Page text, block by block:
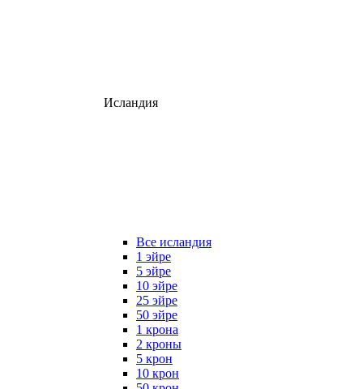
Исландия
Все исландия
1 эйре
5 эйре
10 эйре
25 эйре
50 эйре
1 крона
2 кроны
5 крон
10 крон